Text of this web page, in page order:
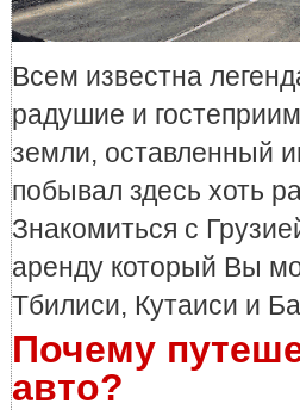
Всем известна
радушие и
земли, оставленный
побывал здесь хоть
Знакомиться с
аренду который Вы
Тбилиси, Кутаиси и
Почему
авто?